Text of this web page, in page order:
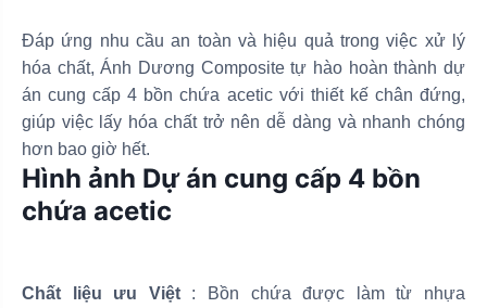
Đáp ứng nhu cầu an toàn và hiệu quả trong việc xử lý
hóa chất, Ánh Dương Composite tự hào hoàn thành dự
án cung cấp 4 bồn chứa acetic với thiết kế chân đứng,
giúp việc lấy hóa chất trở nên dễ dàng và nhanh chóng
hơn bao giờ hết.
Hình ảnh Dự án cung cấp 4 bồn
chứa acetic
Chất liệu ưu Việt: Bồn chứa được làm từ nhựa